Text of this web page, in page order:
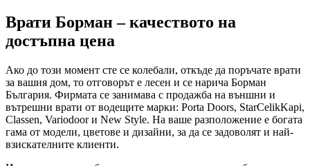
Врати Борман – качеството на
достъпна цена
Ако до този момент сте се колебали, откъде да поръчате врати
за вашия дом, то отговорът е лесен и се нарича Борман
България. Фирмата се занимава с продажба на външни и
вътрешни врати от водещите марки: Porta Doors, StarCelikKapi,
Classen, Variodoor и New Style. На ваше разположение е богата
гама от модели, цветове и дизайни, за да се задоволят и най-
взискателните клиенти.